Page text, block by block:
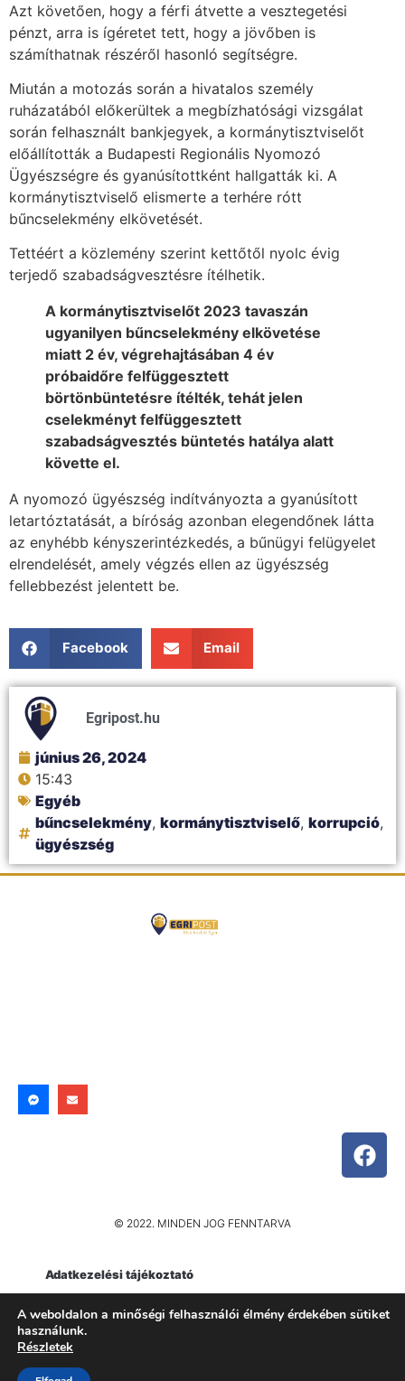
Azt követően, hogy a férfi átvette a vesztegetési
pénzt, arra is ígéretet tett, hogy a jövőben is
számíthatnak részéről hasonló segítségre.
Miután a motozás során a hivatalos személy
ruházatából előkerültek a megbízhatósági vizsgálat
során felhasznált bankjegyek, a kormánytisztviselőt
előállították a Budapesti Regionális Nyomozó
Ügyészségre és gyanúsítottként hallgatták ki. A
kormánytisztviselő elismerte a terhére rótt
bűncselekmény elkövetését.
Tettéért a közlemény szerint kettőtől nyolc évig
terjedő szabadságvesztésre ítélhetik.
A kormánytisztviselőt 2023 tavaszán
ugyanilyen bűncselekmény elkövetése
miatt 2 év, végrehajtásában 4 év
próbaidőre felfüggesztett
börtönbüntetésre ítélték, tehát jelen
cselekményt felfüggesztett
szabadságvesztés büntetés hatálya alatt
követte el.
A nyomozó ügyészség indítványozta a gyanúsított
letartóztatását, a bíróság azonban elegendőnek látta
az enyhébb kényszerintézkedés, a bűnügyi felügyelet
elrendelését, amely végzés ellen az ügyészség
fellebbezést jelentett be.
Facebook Email
Egripost.hu
június 26, 2024
15:43
Egyéb
bűncselekmény, kormánytisztviselő, korrupció,
ügyészség
© 2022. MINDEN JOG FENNTARVA
Adatkezelési tájékoztató
Impresszum
A weboldalon a minőségi felhasználói élmény érdekében sütiket
használunk.
Részletek